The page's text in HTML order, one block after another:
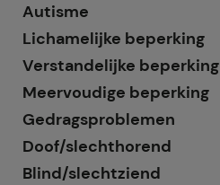
Autisme
Lichamelijke beperking
Verstandelijke beperking
Meervoudige beperking
Gedragsproblemen
Doof/slechthorend
Blind/slechtziend